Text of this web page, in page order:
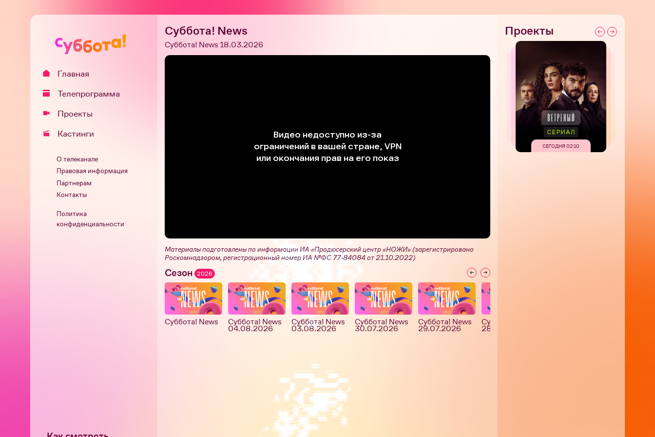
Главная
Телепрограмма
Проекты
Кастинги
О телеканале
Правовая информация
Партнерам
Контакты
Политика
конфиденциальности
Суббота! News
Суббота! News 18.03.2026
Материалы подготовлены по информации ИА «Продюсерский центр «НОЖИ» (зарегистрировано
Роскомнадзором, регистрационный номер ИА №ФС 77-84084 от 21.10.2022)
Сезон 2026
Суббота! News Суббота! News
04.08.2026
Суббота! News
03.08.2026
Суббота! News
30.07.2026
Суббота! News
29.07.2026
Суббота! News
28.07.2026
Проекты
СЕГОДНЯ 02:10